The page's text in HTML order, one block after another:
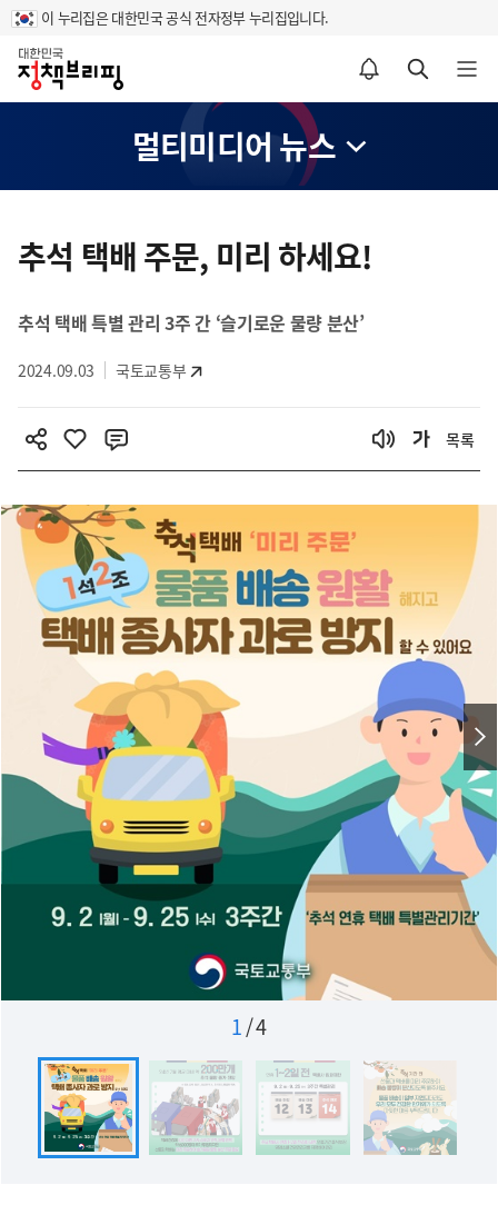
이 누리집은 대한민국 공식 전자정부 누리집입니다.
홈
알림설정 바로가기 검색 바로가기 메뉴 열기
멀티미디어 뉴스
텐
츠
역
추석 택배 주문, 미리 하세요!
추석 택배 특별 관리 3주 간 ‘슬기로운 물량 분산’
2024.09.03 국토교통부
목록
1/4